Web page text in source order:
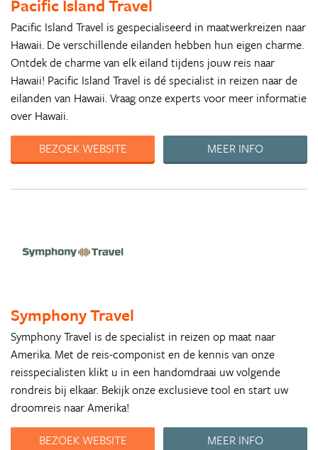
Pacific Island Travel
Pacific Island Travel is gespecialiseerd in maatwerkreizen naar
Hawaii. De verschillende eilanden hebben hun eigen charme.
Ontdek de charme van elk eiland tijdens jouw reis naar
Hawaii! Pacific Island Travel is dé specialist in reizen naar de
eilanden van Hawaii. Vraag onze experts voor meer informatie
over Hawaii.
BEZOEK WEBSITE
MEER INFO
Symphony Travel
Symphony Travel is de specialist in reizen op maat naar
Amerika. Met de reis-componist en de kennis van onze
reisspecialisten klikt u in een handomdraai uw volgende
rondreis bij elkaar. Bekijk onze exclusieve tool en start uw
droomreis naar Amerika!
BEZOEK WEBSITE
MEER INFO